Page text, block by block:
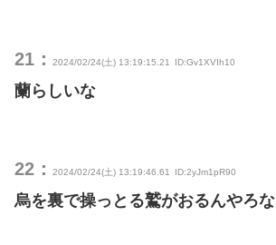
21： 2024/02/24(土) 13:19:15.21 ID:Gv1XVIh10
蘭らしいな
22： 2024/02/24(土) 13:19:46.61 ID:2yJm1pR90
烏を裏で操っとる鷲がおるんやろな